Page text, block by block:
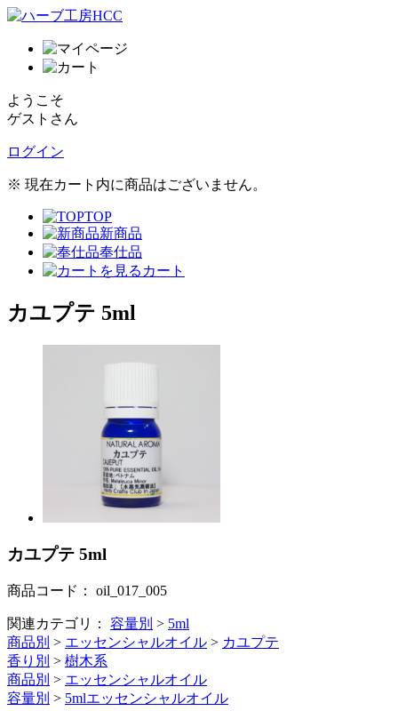
ようこそ
ゲストさん
ログイン
※ 現在カート内に商品はございません。
TOP
新商品
奉仕品
カート
カユプテ 5ml
カユプテ 5ml
商品コード： oil_017_005
関連カテゴリ： 容量別 > 5ml
商品別 > エッセンシャルオイル > カユプテ
香り別 > 樹木系
商品別 > エッセンシャルオイル
容量別 > 5mlエッセンシャルオイル